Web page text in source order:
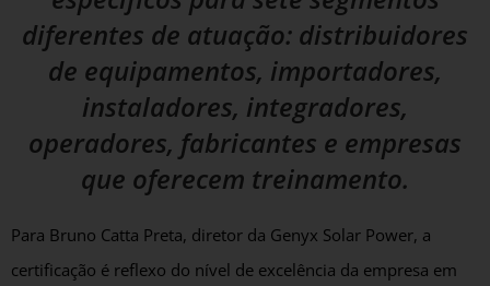
diferentes de atuação: distribuidores
de equipamentos, importadores,
instaladores, integradores,
operadores, fabricantes e empresas
que oferecem treinamento.
Para Bruno Catta Preta, diretor da Genyx Solar Power, a
certificação é reflexo do nível de excelência da empresa em